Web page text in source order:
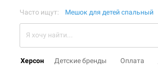
Часто ищут: Мешок для детей спальный
Херсон Детские бренды Оплата